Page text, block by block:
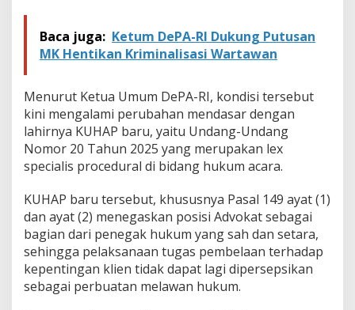
Baca juga: Ketum DePA-RI Dukung Putusan
MK Hentikan Kriminalisasi Wartawan
Menurut Ketua Umum DePA-RI, kondisi tersebut
kini mengalami perubahan mendasar dengan
lahirnya KUHAP baru, yaitu Undang-Undang
Nomor 20 Tahun 2025 yang merupakan lex
specialis procedural di bidang hukum acara.
KUHAP baru tersebut, khususnya Pasal 149 ayat (1)
dan ayat (2) menegaskan posisi Advokat sebagai
bagian dari penegak hukum yang sah dan setara,
sehingga pelaksanaan tugas pembelaan terhadap
kepentingan klien tidak dapat lagi dipersepsikan
sebagai perbuatan melawan hukum.